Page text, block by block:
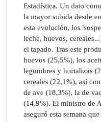
Estadística. Un dato
la mayor subida desde
esta evolución, los
leche, huevos,
el tapado. Tras este
huevos (25,5%), los
legumbres y hortalizas
cereales (22,1%), así
de ave (18,3%), la de
(14,9%). El ministro de
aseguró esta semana